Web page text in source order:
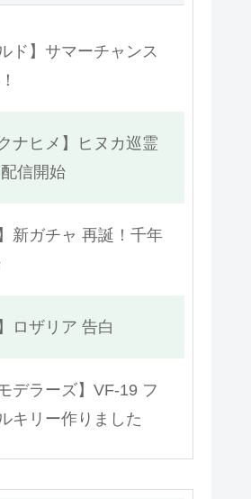
ド】サマーチャンス
ナヒメ】ヒヌカ巡霊
信開始
新ガチャ 再誕！千年
ロザリア 告白
デラーズ】VF-19 フ
キリー作りました